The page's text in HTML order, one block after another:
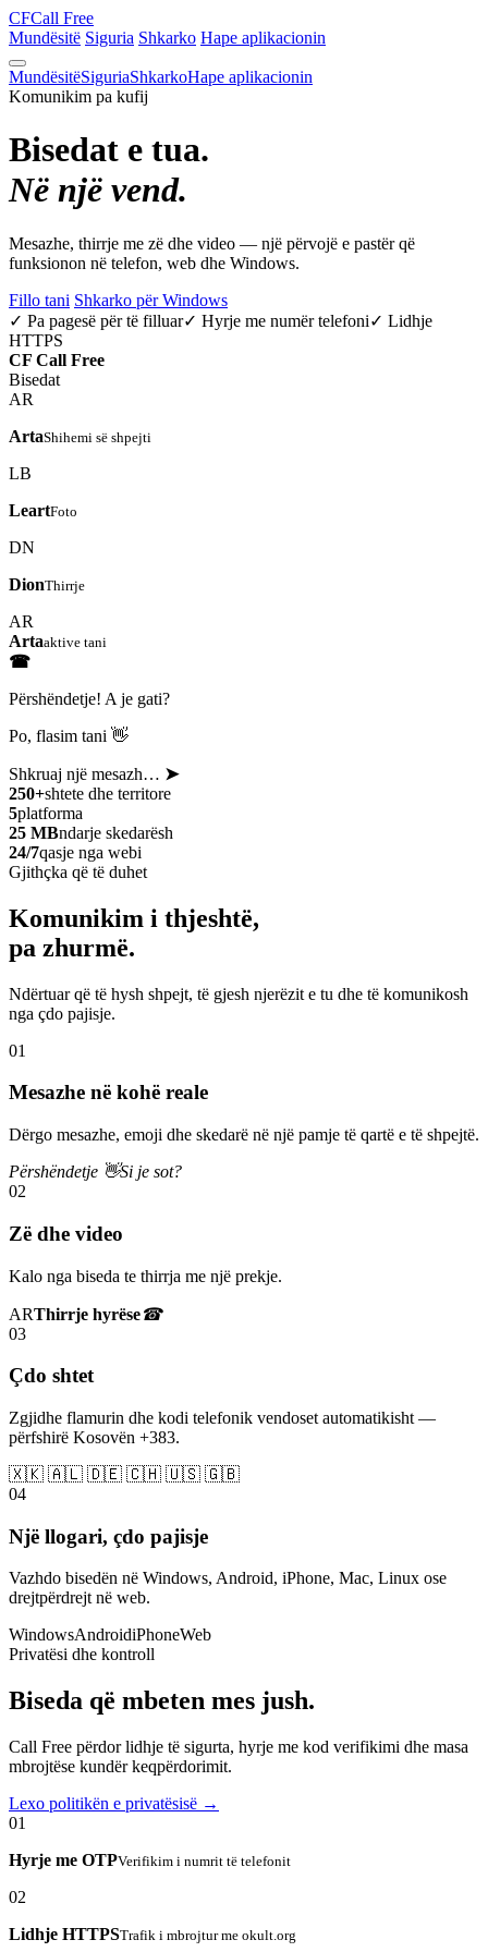
CFCall Free
Mundësitë Siguria Shkarko Hape aplikacionin
MundësitëSiguriaShkarkoHape aplikacionin
Komunikim pa kufij
Bisedat e tua.
Në një vend.
Mesazhe, thirrje me zë dhe video — një përvojë e pastër që
funksionon në telefon, web dhe Windows.
Fillo tani Shkarko për Windows
✓ Pa pagesë për të filluar✓ Hyrje me numër telefoni✓ Lidhje
HTTPS
CF Call Free
Bisedat
AR
ArtaShihemi së shpejti
LB
LeartFoto
DN
DionThirrje
AR
Artaaktive tani
☎
Përshëndetje! A je gati?
Po, flasim tani 👋
Shkruaj një mesazh… ➤
250+shtete dhe territore
5platforma
25 MBndarje skedarësh
24/7qasje nga webi
Gjithçka që të duhet
Komunikim i thjeshtë,
pa zhurmë.
Ndërtuar që të hysh shpejt, të gjesh njerëzit e tu dhe të komunikosh
nga çdo pajisje.
01
Mesazhe në kohë reale
Dërgo mesazhe, emoji dhe skedarë në një pamje të qartë e të shpejtë.
Përshëndetje 👋Si je sot?
02
Zë dhe video
Kalo nga biseda te thirrja me një prekje.
ARThirrje hyrëse☎
03
Çdo shtet
Zgjidhe flamurin dhe kodi telefonik vendoset automatikisht —
përfshirë Kosovën +383.
🇽🇰 🇦🇱 🇩🇪 🇨🇭 🇺🇸 🇬🇧
04
Një llogari, çdo pajisje
Vazhdo bisedën në Windows, Android, iPhone, Mac, Linux ose
drejtpërdrejt në web.
WindowsAndroidiPhoneWeb
Privatësi dhe kontroll
Biseda që mbeten mes jush.
Call Free përdor lidhje të sigurta, hyrje me kod verifikimi dhe masa
mbrojtëse kundër keqpërdorimit.
Lexo politikën e privatësisë →
01
Hyrje me OTPVerifikim i numrit të telefonit
02
Lidhje HTTPSTrafik i mbrojtur me okult.org